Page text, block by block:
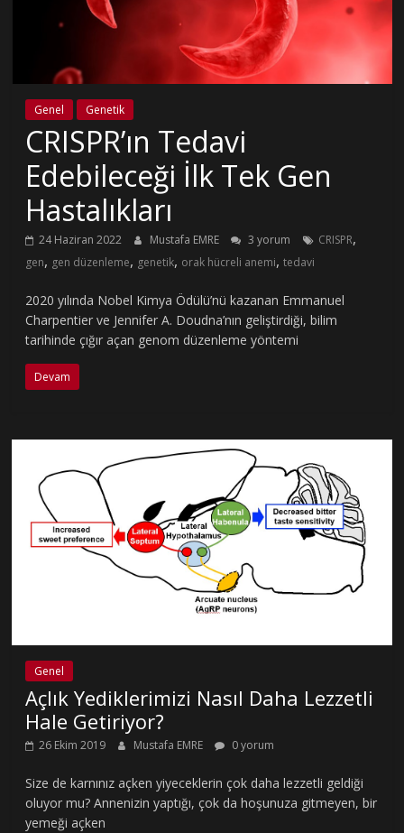
Genel Genetik
CRISPR’ın Tedavi
Edebileceği İlk Tek Gen
Hastalıkları
24 Haziran 2022 Mustafa EMRE 3 yorum CRISPR,
gen, gen düzenleme, genetik, orak hücreli anemi,tedavi
2020 yılında Nobel Kimya Ödülü’nü kazanan Emmanuel
Charpentier ve Jennifer A. Doudna’nın geliştirdiği, bilim
tarihinde çığır açan genom düzenleme yöntemi
Devam
Genel
Açlık Yediklerimizi Nasıl Daha Lezzetli
Hale Getiriyor?
26 Ekim 2019 Mustafa EMRE 0 yorum
Size de karnınız açken yiyeceklerin çok daha lezzetli geldiği
oluyor mu? Annenizin yaptığı, çok da hoşunuza gitmeyen, bir
yemeği açken